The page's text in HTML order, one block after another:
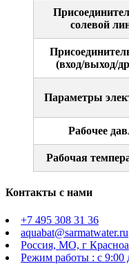
солевой
(вход/выход/
Параметры
Рабочее
Рабочая
Контакты с нами
+7 495 308 31 36
aquabat@sarmatwater.ru
Россия, МО, г
Режим работы : с 9:00